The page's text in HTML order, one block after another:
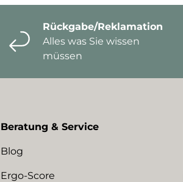
Rückgabe/Reklamation
Alles was Sie wissen
müssen
Beratung & Service
Blog
Ergo-Score